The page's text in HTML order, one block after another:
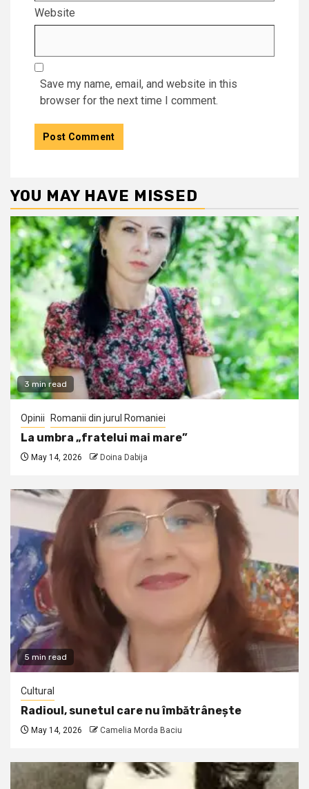
Website
Save my name, email, and website in this
browser for the next time I comment.
YOU MAY HAVE MISSED
3 min read
Opinii Romanii din jurul Romaniei
La umbra „fratelui mai mare”
May 14, 2026 Doina Dabija
5 min read
Cultural
Radioul, sunetul care nu îmbătrânește
May 14, 2026 Camelia Morda Baciu